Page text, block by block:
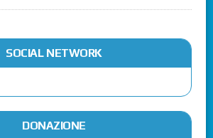
SOCIAL NETWORK
DONAZIONE